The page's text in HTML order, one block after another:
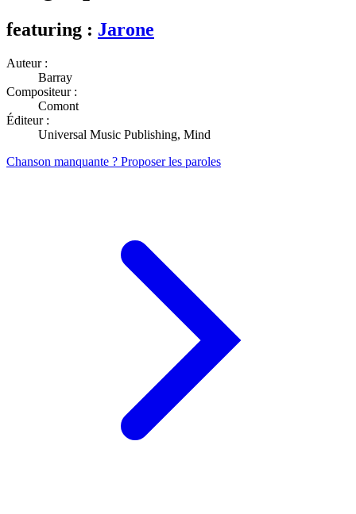
featuring : Jarone
Auteur :
Barray
Compositeur :
Comont
Éditeur :
Universal Music Publishing, Mind
Chanson manquante ? Proposer les paroles